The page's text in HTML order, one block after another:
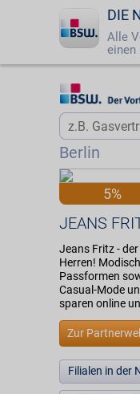
DIE
Alle
einen
Startseite
Jetzt BSW-
Login
Berlin
Startseite
5%
JEANS
Jeans Fritz -
Herren!
Passformen
Casual-Mode
sparen online
Zur
Filialen in der